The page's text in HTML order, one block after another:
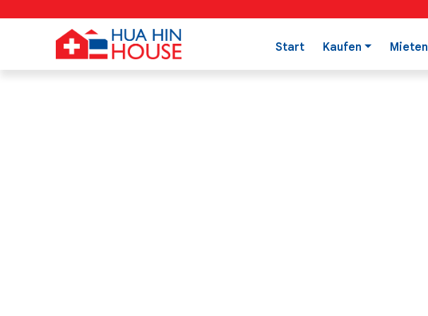
Start Kaufen Mieten